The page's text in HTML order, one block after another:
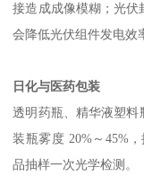
接造成成像模糊；光伏
会降低光伏组件发电
日化与医药包装
透明药瓶、精华液塑料
装瓶雾度 20%～ 45%，
品抽样一次光学检测。